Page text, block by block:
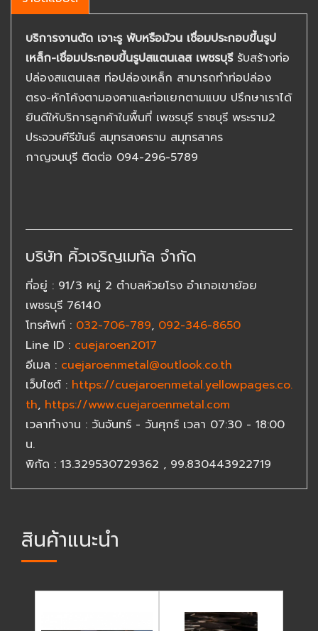
บริการงานตัด เจาะรู พับหรือม้วน เชื่อมประกอบขึ้นรูป
เหล็ก-เชื่อมประกอบขึ้นรูปสแตนเลส เพชรบุรี รับสร้างท่อ
ปล่องสแตนเลส ท่อปล่องเหล็ก สามารถทำท่อปล่อง
ตรง-หักโค้งตามองศาและท่อแยกตามแบบ ปรึกษาเราได้
ยินดีให้บริการลูกค้าในพื้นที่ เพชรบุรี ราชบุรี พระราม2
ประจวบคีรีขันธ์ สมุทรสงคราม สมุทรสาคร
กาญจนบุรี ติดต่อ 094-296-5789
บริษัท คิ้วเจริญเมทัล จำกัด
ที่อยู่ : 91/3 หมู่ 2 ตำบลห้วยโรง อำเภอเขาย้อย
เพชรบุรี 76140
โทรศัพท์ : 032-706-789, 092-346-8650
Line ID : cuejaroen2017
อีเมล : cuejaroenmetal@outlook.co.th
เว็บไซต์ : https://cuejaroenmetal.yellowpages.co.
th, https://www.cuejaroenmetal.com
เวลาทำงาน : วันจันทร์ - วันศุกร์ เวลา 07:30 - 18:00
น.
พิกัด : 13.329530729362 , 99.830443922719
สินค้าแนะนำ